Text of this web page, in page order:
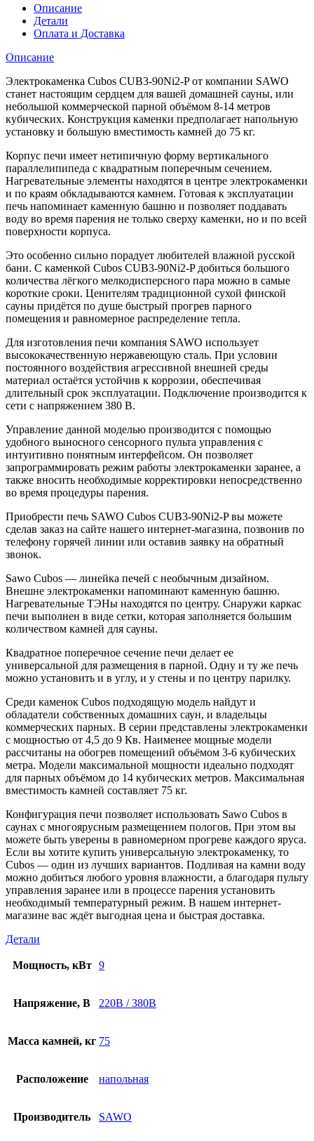
Описание
Детали
Оплата и Доставка
Описание
Электрокаменка Cubos CUB3-90Ni2-P от компании SAWO
станет настоящим сердцем для вашей домашней сауны, или
небольшой коммерческой парной объёмом 8-14 метров
кубических. Конструкция каменки предполагает напольную
установку и большую вместимость камней до 75 кг.
Корпус печи имеет нетипичную форму вертикального
параллелипипеда с квадратным поперечным сечением.
Нагревательные элементы находятся в центре электрокаменки
и по краям обкладываются камнем. Готовая к эксплуатации
печь напоминает каменную башню и позволяет поддавать
воду во время парения не только сверху каменки, но и по всей
поверхности корпуса.
Это особенно сильно порадует любителей влажной русской
бани. С каменкой Cubos CUB3-90Ni2-P добиться большого
количества лёгкого мелкодисперсного пара можно в самые
короткие сроки. Ценителям традиционной сухой финской
сауны придётся по душе быстрый прогрев парного
помещения и равномерное распределение тепла.
Для изготовления печи компания SAWO использует
высококачественную нержавеющую сталь. При условии
постоянного воздействия агрессивной внешней среды
материал остаётся устойчив к коррозии, обеспечивая
длительный срок эксплуатации. Подключение производится к
сети с напряжением 380 В.
Управление данной моделью производится с помощью
удобного выносного сенсорного пульта управления с
интуитивно понятным интерфейсом. Он позволяет
запрограммировать режим работы электрокаменки заранее, а
также вносить необходимые корректировки непосредственно
во время процедуры парения.
Приобрести печь SAWO Cubos CUB3-90Ni2-P вы можете
сделав заказ на сайте нашего интернет-магазина, позвонив по
телефону горячей линии или оставив заявку на обратный
звонок.
Sawo Cubos — линейка печей с необычным дизайном.
Внешне электрокаменки напоминают каменную башню.
Нагревательные ТЭНы находятся по центру. Снаружи каркас
печи выполнен в виде сетки, которая заполняется большим
количеством камней для сауны.
Квадратное поперечное сечение печи делает ее
универсальной для размещения в парной. Одну и ту же печь
можно установить и в углу, и у стены и по центру парилку.
Среди каменок Cubos подходящую модель найдут и
обладатели собственных домашних саун, и владельцы
коммерческих парных. В серии представлены электрокаменки
с мощностью от 4,5 до 9 Кв. Наименее мощные модели
рассчитаны на обогрев помещений объёмом 3-6 кубических
метра. Модели максимальной мощности идеально подходят
для парных объёмом до 14 кубических метров. Максимальная
вместимость камней составляет 75 кг.
Конфигурация печи позволяет использовать Sawo Cubos в
саунах с многоярусным размещением пологов. При этом вы
можете быть уверены в равномерном прогреве каждого яруса.
Если вы хотите купить универсальную электрокаменку, то
Cubos — один из лучших вариантов. Подливая на камни воду
можно добиться любого уровня влажности, а благодаря пульту
управления заранее или в процессе парения установить
необходимый температурный режим. В нашем интернет-
магазине вас ждёт выгодная цена и быстрая доставка.
Детали
Мощность, кВт 9
Напряжение, В 220В / 380В
Масса камней, кг 75
Расположение напольная
Производитель SAWO